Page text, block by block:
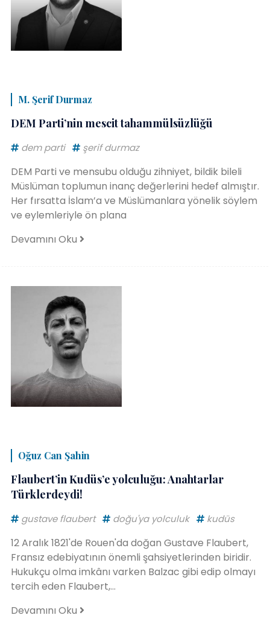
M. Şerif Durmaz
DEM Parti’nin mescit tahammülsüzlüğü
dem parti şerif durmaz
DEM Parti ve mensubu olduğu zihniyet, bildik bileli
Müslüman toplumun inanç değerlerini hedef almıştır.
Her fırsatta İslam’a ve Müslümanlara yönelik söylem
ve eylemleriyle ön plana
Devamını Oku
Oğuz Can Şahin
Flaubert’in Kudüs’e yolculuğu: Anahtarlar
Türklerdeydi!
gustave flaubert doğu'ya yolculuk kudüs
12 Aralık 1821'de Rouen'da doğan Gustave Flaubert,
Fransız edebiyatının önemli şahsiyetlerinden biridir.
Hukukçu olma imkânı varken Balzac gibi edip olmayı
tercih eden Flaubert,...
Devamını Oku